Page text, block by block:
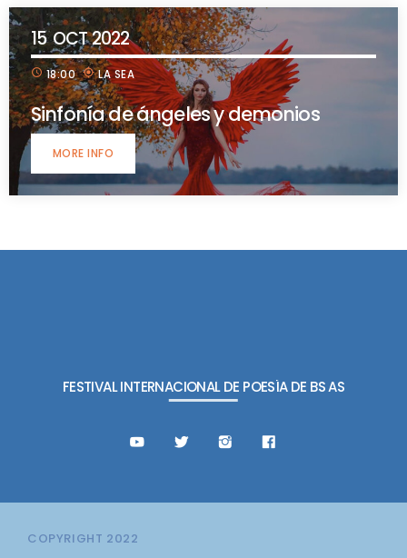
15 OCT 2022
schedule 18:00 my_location LA SEA
Sinfonía de ángeles y demonios
MORE INFO
FESTIVAL INTERNACIONAL DE POESÍA DE BS AS
COPYRIGHT 2022